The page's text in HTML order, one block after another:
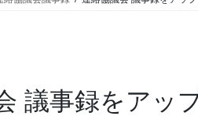
議事録をアッ